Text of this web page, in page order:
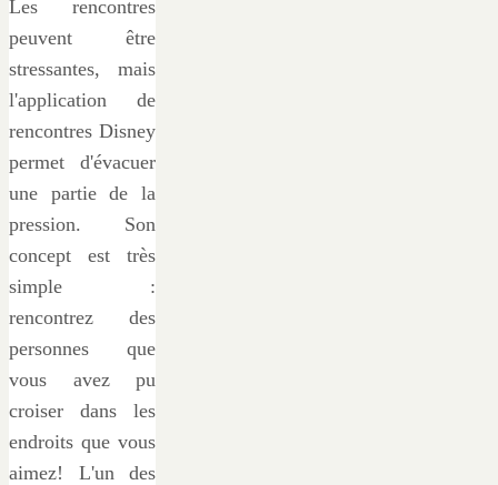
Les rencontres
peuvent être
stressantes, mais
l'application de
rencontres Disney
permet d'évacuer
une partie de la
pression. Son
concept est très
simple :
rencontrez des
personnes que
vous avez pu
croiser dans les
endroits que vous
aimez! L'un des